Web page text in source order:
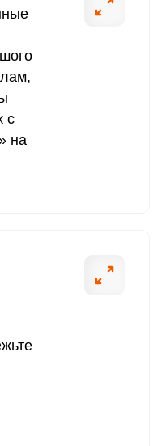
с
на
для этого блюда
извлеките
Обжарьте «лодочки»